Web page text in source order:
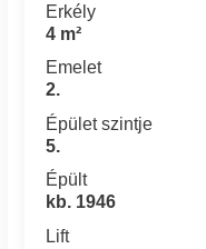
Erkély
4 m²
Emelet
2.
Épület szintje
5.
Épült
kb. 1946
Lift